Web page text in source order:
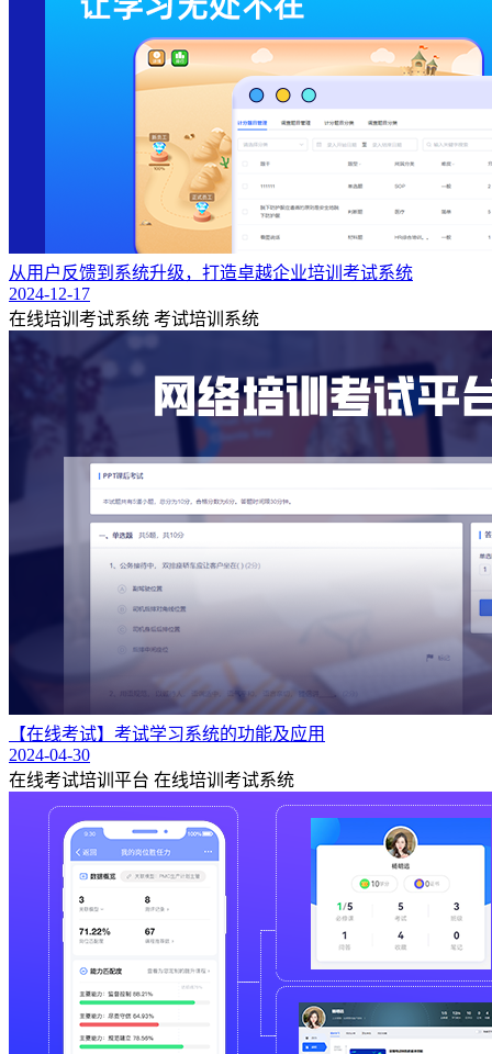
从用户反馈到系统升级，打造卓越企业培训考试系统
2024-12-17
在线培训考试系统 考试培训系统
【在线考试】考试学习系统的功能及应用
2024-04-30
在线考试培训平台 在线培训考试系统